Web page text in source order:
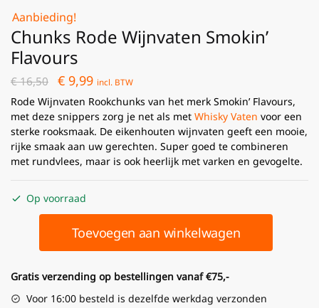
Aanbieding!
Chunks Rode Wijnvaten Smokin’
Flavours
€16,50 € 9,99 incl. BTW
Rode Wijnvaten Rookchunks van het merk Smokin’ Flavours,
met deze snippers zorg je net als met Whisky Vaten voor een
sterke rooksmaak. De eikenhouten wijnvaten geeft een mooie,
rijke smaak aan uw gerechten. Super goed te combineren
met rundvlees, maar is ook heerlijk met varken en gevogelte.
Op voorraad
Toevoegen aan winkelwagen
Gratis verzending op bestellingen vanaf €75,-
Voor 16:00 besteld is dezelfde werkdag verzonden